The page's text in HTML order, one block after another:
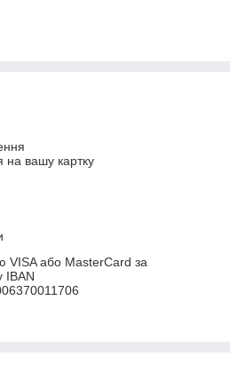
на вашу картку
VISA або MasterCard за
IBAN